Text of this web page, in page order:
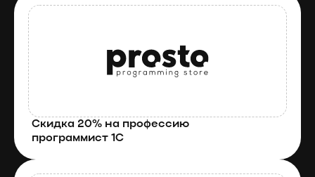
Скидка 20% на профессию
программист 1С